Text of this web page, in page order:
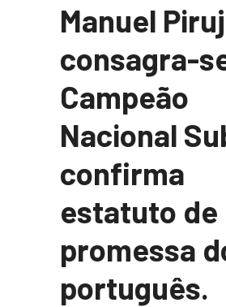
Manuel
consagra-
Campeão
Nacional
confirma
estatuto de
promessa
português.